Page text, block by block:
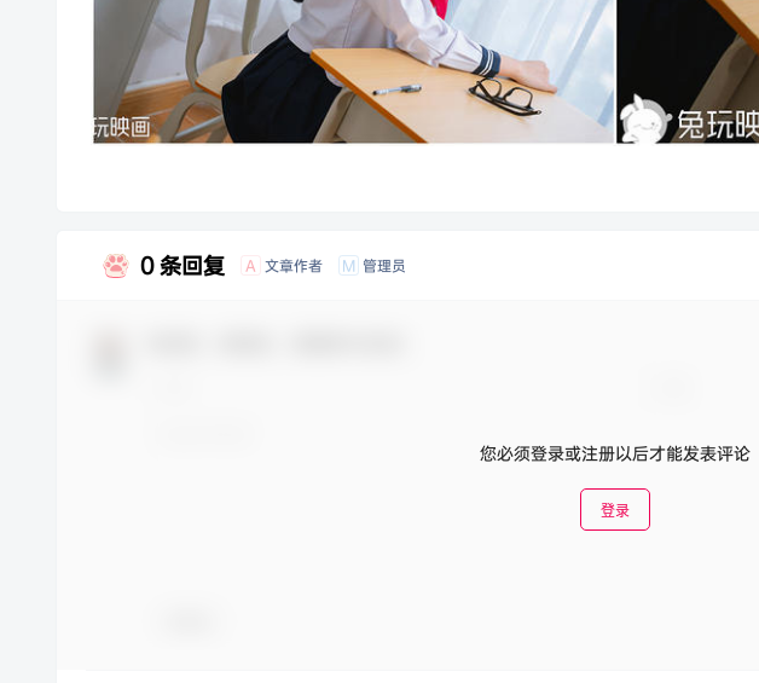
0 条回复 A 文章作者 M 管理员
您必须登录或注册以后才能发表评论
登录